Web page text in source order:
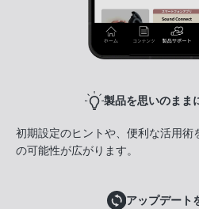
製品を思いのまま
初期設定のヒントや、便利な活用術
の可能性が広がります。
アップデート